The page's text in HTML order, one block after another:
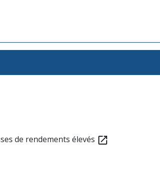
de rendements élevés open_in_new